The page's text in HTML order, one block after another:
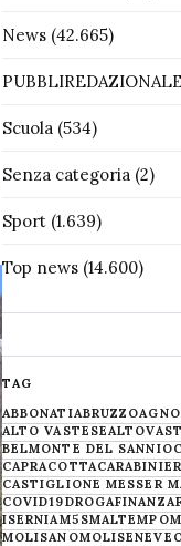
News(42.665)
Scuola(534)
Senza categoria(2)
Sport(1.639)
Top news(14.600)
TAG
ABBONATIABRUZZO
ALTO VASTESE
BELMONTE DEL SANNIO
CAPRACOTTA
CASTIGLIONE MESSER
COVID19DROGAFINANZA
ISERNIAM5SMALTEMPO
MOLISANOMOLISENEVE